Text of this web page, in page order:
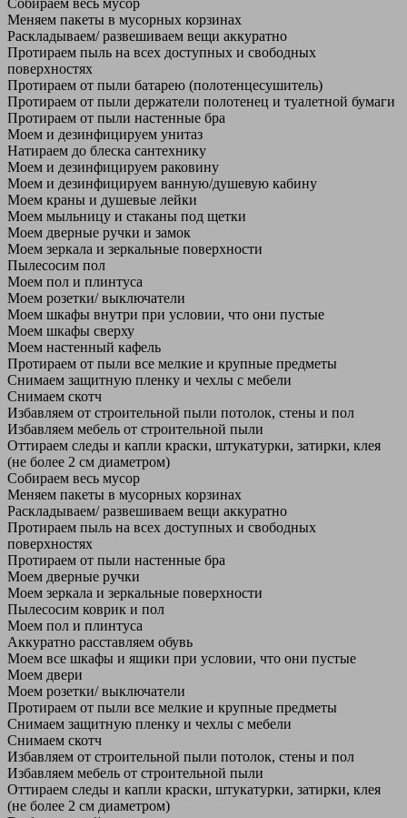
Собираем весь мусор
Меняем пакеты в мусорных корзинах
Раскладываем/ развешиваем вещи аккуратно
Протираем пыль на всех доступных и свободных
поверхностях
Протираем от пыли батарею (полотенцесушитель)
Протираем от пыли держатели полотенец и туалетной бумаги
Протираем от пыли настенные бра
Моем и дезинфицируем унитаз
Натираем до блеска сантехнику
Моем и дезинфицируем раковину
Моем и дезинфицируем ванную/душевую кабину
Моем краны и душевые лейки
Моем мыльницу и стаканы под щетки
Моем дверные ручки и замок
Моем зеркала и зеркальные поверхности
Пылесосим пол
Моем пол и плинтуса
Моем розетки/ выключатели
Моем шкафы внутри при условии, что они пустые
Моем шкафы сверху
Моем настенный кафель
Протираем от пыли все мелкие и крупные предметы
Снимаем защитную пленку и чехлы с мебели
Снимаем скотч
Избавляем от строительной пыли потолок, стены и пол
Избавляем мебель от строительной пыли
Оттираем следы и капли краски, штукатурки, затирки, клея
(не более 2 см диаметром)
Собираем весь мусор
Меняем пакеты в мусорных корзинах
Раскладываем/ развешиваем вещи аккуратно
Протираем пыль на всех доступных и свободных
поверхностях
Протираем от пыли настенные бра
Моем дверные ручки
Моем зеркала и зеркальные поверхности
Пылесосим коврик и пол
Моем пол и плинтуса
Аккуратно расставляем обувь
Моем все шкафы и ящики при условии, что они пустые
Моем двери
Моем розетки/ выключатели
Протираем от пыли все мелкие и крупные предметы
Снимаем защитную пленку и чехлы с мебели
Снимаем скотч
Избавляем от строительной пыли потолок, стены и пол
Избавляем мебель от строительной пыли
Оттираем следы и капли краски, штукатурки, затирки, клея
(не более 2 см диаметром)